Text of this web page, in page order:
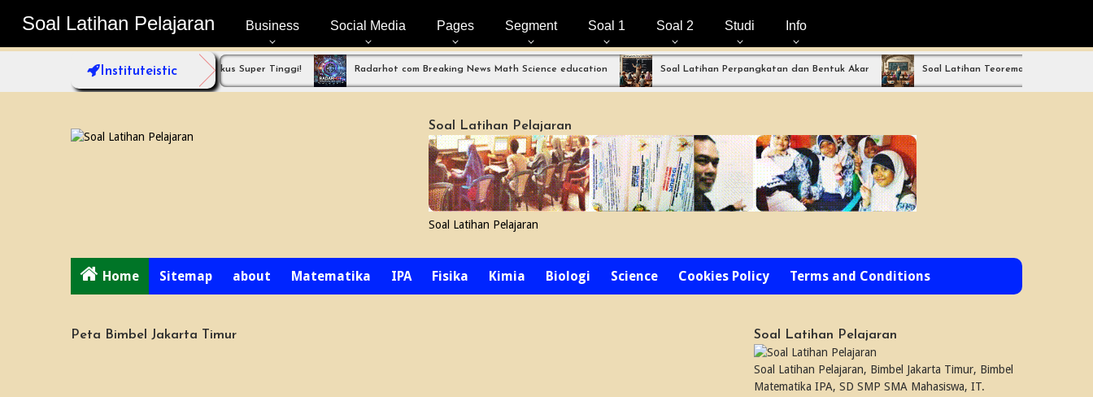
Soal Latihan Pelajaran Business Social Media Pages Segment Soal 1 Soal 2 Studi Info
Instituteistic
Coba Bimbel Jakarta Timur dengan Fokus Super Tinggi! Radarhot com Breaking News Math Science education Soal Latihan Perpangkatan dan Bentuk Akar Soal Latihan Teorema Phytagoras by Bimbel
Soal Latihan Pelajaran
Soal Latihan Pelajaran
Home Sitemap about Matematika IPA Fisika Kimia Biologi Science Cookies Policy Terms and Conditions
Peta Bimbel Jakarta Timur Soal Latihan Pelajaran
Soal Latihan Pelajaran, Bimbel Jakarta Timur, Bimbel
Matematika IPA, SD SMP SMA Mahasiswa, IT.